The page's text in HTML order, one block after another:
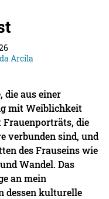
Arcila
die aus einer
mit Weiblichkeit
Frauenporträts, die
verbunden sind, und
des Frauseins wie
Wandel. Das
an mein
dessen kulturelle